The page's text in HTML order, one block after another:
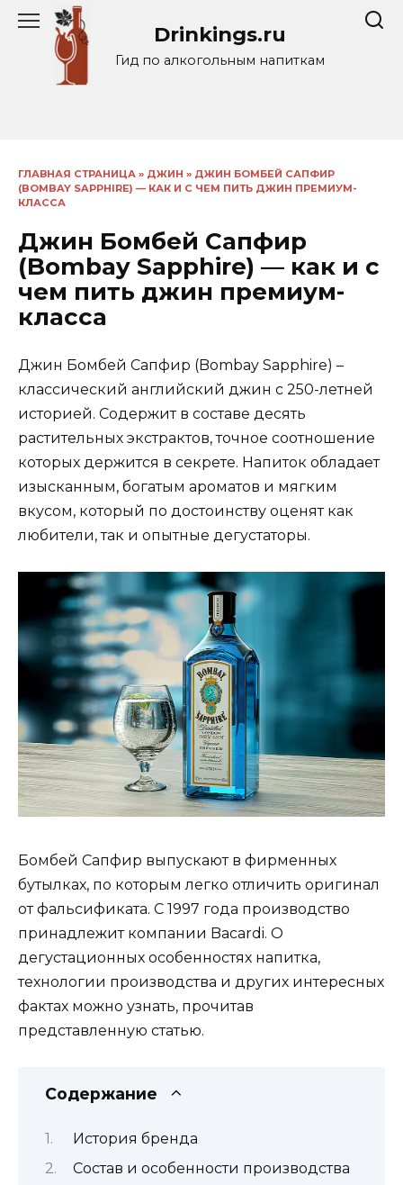
Перейти
содержанию
Drinkings.ru
Гид по алкогольным напиткам
ГЛАВНАЯ СТРАНИЦА » ДЖИН » ДЖИН БОМБЕЙ САПФИР
(BOMBAY SAPPHIRE) — КАК И С ЧЕМ ПИТЬ ДЖИН ПРЕМИУМ-
КЛАССА
Джин Бомбей Сапфир
(Bombay Sapphire) — как и с
чем пить джин премиум-
класса
Джин Бомбей Сапфир (Bombay Sapphire) –
классический английский джин с 250-летней
историей. Содержит в составе десять
растительных экстрактов, точное соотношение
которых держится в секрете. Напиток обладает
изысканным, богатым ароматов и мягким
вкусом, который по достоинству оценят как
любители, так и опытные дегустаторы.
Бомбей Сапфир выпускают в фирменных
бутылках, по которым легко отличить оригинал
от фальсификата. С 1997 года производство
принадлежит компании Bacardi. О
дегустационных особенностях напитка,
технологии производства и других интересных
фактах можно узнать, прочитав
представленную статью.
Содержание
История бренда
Состав и особенности производства